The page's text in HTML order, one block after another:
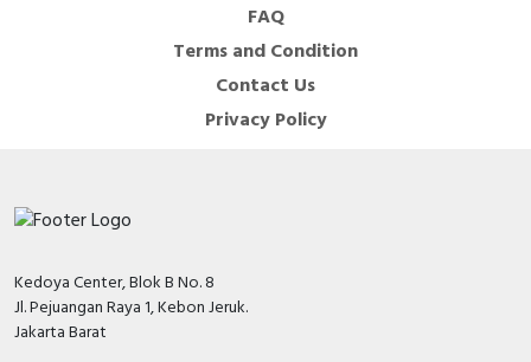
- Jangan menekan ujung-ujung kulit dengan keras karena hal ini
Isi paket :
1 x Shaver KM-2024
FAQ
Terms and Condition
Contact Us
Privacy Policy
Kedoya Center, Blok B No. 8
Jl. Pejuangan Raya 1, Kebon Jeruk.
Jakarta Barat